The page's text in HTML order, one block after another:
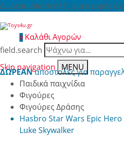
Δωρεάν Αποστολές για αγορές
0 Καλάθι Αγορών
field.search
Skip navigation
MENU
ΔΩΡΕΑΝαποστολές για
Παιδικά παιχνίδια
Φιγούρες
Φιγούρες Δράσης
Hasbro Star Wars Epic
Luke Skywalker